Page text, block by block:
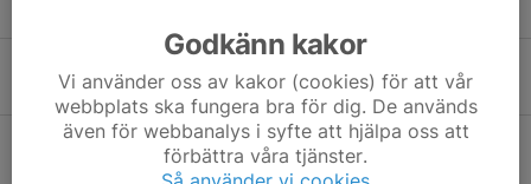
26 mar, 22:40 0
Ida Kapidzic klar för 2026
17 mar, 15:50 0
Godkänn kakor
Vi använder oss av kakor (cookies) för att vår
webbplats ska fungera bra för dig. De används
även för webbanalys i syfte att hjälpa oss att
förbättra våra tjänster.